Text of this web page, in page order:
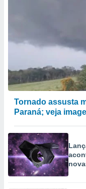
Tornado assusta
Paraná; veja